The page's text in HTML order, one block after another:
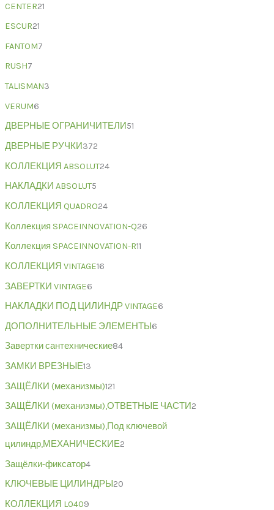
CENTER21
ESCUR21
FANTOM7
RUSH7
TALISMAN3
VERUM6
ДВЕРНЫЕ ОГРАНИЧИТЕЛИ51
ДВЕРНЫЕ РУЧКИ372
КОЛЛЕКЦИЯ ABSOLUT24
НАКЛАДКИ ABSOLUT5
КОЛЛЕКЦИЯ QUADRO24
Коллекция SPACEINNOVATION-Q26
Коллекция SPACEINNOVATION-R11
КОЛЛЕКЦИЯ VINTAGE16
ЗАВЕРТКИ VINTAGE6
НАКЛАДКИ ПОД ЦИЛИНДР VINTAGE6
ДОПОЛНИТЕЛЬНЫЕ ЭЛЕМЕНТЫ 6
Завертки сантехнические84
ЗАМКИ ВРЕЗНЫЕ13
ЗАЩЁЛКИ (механизмы)121
ЗАЩЁЛКИ (механизмы),ОТВЕТНЫЕ ЧАСТИ2
ЗАЩЁЛКИ (механизмы),Под ключевой
цилиндр,МЕХАНИЧЕСКИЕ2
Защёлки-фиксатор4
КЛЮЧЕВЫЕ ЦИЛИНДРЫ 20
КОЛЛЕКЦИЯ L0409